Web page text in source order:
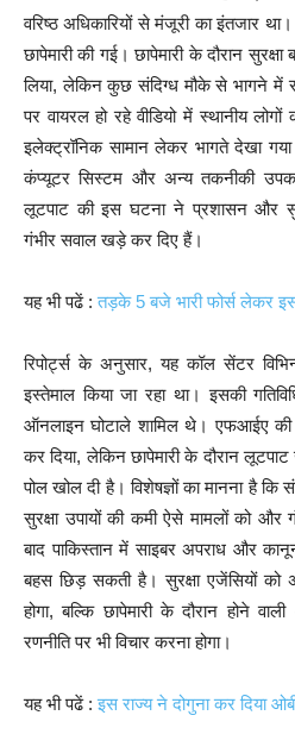
वरिष्ठ अधिकारियों से मंजूरी का इंतजार
छापेमारी की गई। छापेमारी के दौरान
लिया, लेकिन कुछ संदिग्ध मौके से भागने में
पर वायरल हो रहे वीडियो में स्थानीय
इलेक्ट्रॉनिक सामान लेकर भागते देखा
कंप्यूटर सिस्टम और अन्य तकनीकी
लूटपाट की इस घटना ने प्रशासन और
गंभीर सवाल खड़े कर दिए हैं।
यह भी पढें :तड़के 5 बजे भारी फोर्स लेकर
रिपोर्ट्स के अनुसार, यह कॉल सेंटर
इस्तेमाल किया जा रहा था। इसकी
ऑनलाइन घोटाले शामिल थे। एफआईए की
कर दिया, लेकिन छापेमारी के दौरान
पोल खोल दी है। विशेषज्ञों का मानना है कि
सुरक्षा उपायों की कमी ऐसे मामलों को
बाद पाकिस्तान में साइबर अपराध और
बहस छिड़ सकती है। सुरक्षा एजेंसियों को
होगा, बल्कि छापेमारी के दौरान होने
रणनीति पर भी विचार करना होगा।
यह भी पढें :इस राज्य ने दोगुना कर दिया